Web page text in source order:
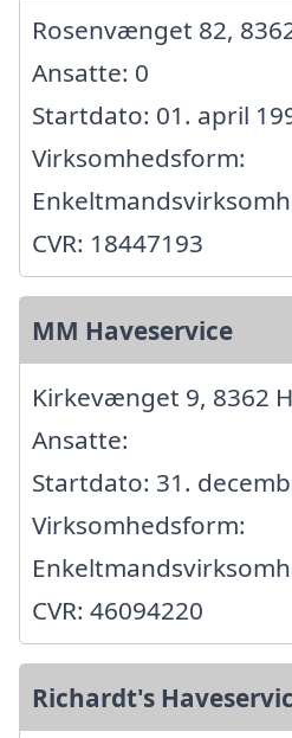
Rosenvænget 82,
Ansatte: 0
Startdato: 01. april
Virksomhedsform:
CVR: 18447193
MM Haveservice
Kirkevænget 9, 8362
Ansatte:
Startdato: 31.
Virksomhedsform:
CVR: 46094220
Richardt's